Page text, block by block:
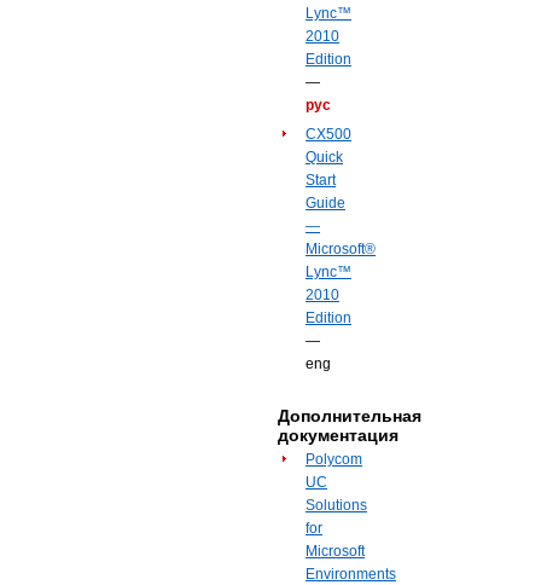
Lync™
2010
Edition
—
рус
CX500
Quick
Start
Guide
—
Microsoft®
Lync™
2010
Edition
—
eng
Дополнительная
документация
Polycom
UC
Solutions
for
Microsoft
Environments